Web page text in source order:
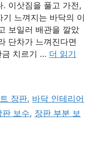
. 이삿짐을 풀고 가전,
느껴지는 바닥의 이
보일러 배관을 깔았
단차가 느껴진다면
금 치르기 … 더 읽기
장판, 바닥 인테리어
판 보수, 장판 부분 보